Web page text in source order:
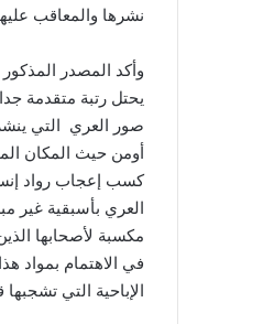
نشرها والمعاقب
يحتل رتبة متقدمة
صور العري التي
أومن حيث المكان
كسب إعجاب رواد
العري بأسبقية غير
مكسبة لأصحابها
في الاهتمام بمواد
الإباحية التي